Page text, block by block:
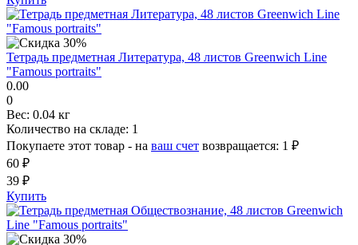
Тетрадь предметная Литература, 48 листов Greenwich Line
"Famous portraits"
0.00
0
Вес: 0.04 кг
Количество на складе: 1
Покупаете этот товар - на ваш счет возвращается: 1 ₽
60 ₽
39 ₽
Купить